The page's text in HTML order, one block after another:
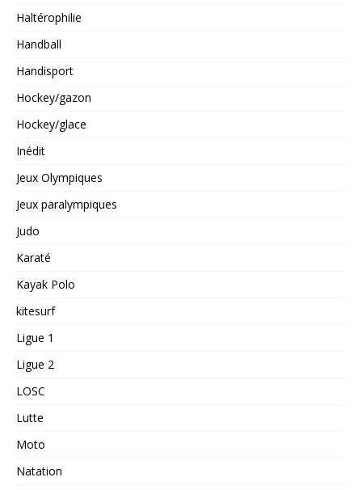
Haltérophilie
Handball
Handisport
Hockey/gazon
Hockey/glace
Inédit
Jeux Olympiques
Jeux paralympiques
Judo
Karaté
Kayak Polo
kitesurf
Ligue 1
Ligue 2
LOSC
Lutte
Moto
Natation